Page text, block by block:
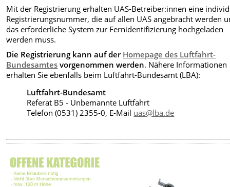
Mit der Registrierung erhalten UAS-Betreiber:innen eine
Registrierungsnummer, die auf allen UAS angebracht werden
das erforderliche System zur Fernidentifizierung hochgeladen
werden muss.
Die Registrierung kann auf der Homepage des Luftfahrt-
Bundesamtes vorgenommen werden. Nähere Informationen
erhalten Sie ebenfalls beim Luftfahrt-Bundesamt (LBA):
Luftfahrt-Bundesamt
Referat B5 - Unbemannte Luftfahrt
Telefon (0531) 2355-0, E-Mail uas@lba.de